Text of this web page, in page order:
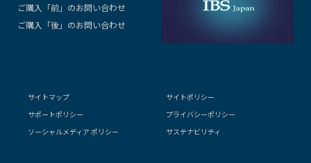
ご購入「前」のお問い合わせ
ご購入「後」のお問い合わせ
サイトマップ
サイトポリシー
サポートポリシー
プライバシーポリシー
ソーシャルメディア ポリシー
サステナビリティ